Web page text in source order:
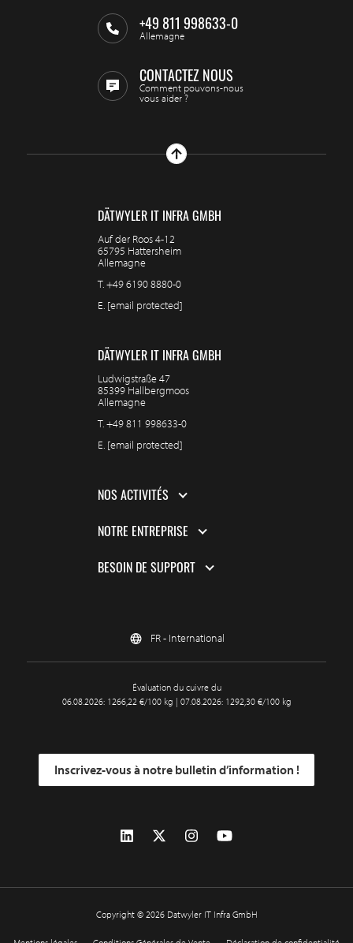
+49 811 998633-0
Allemagne
CONTACTEZ NOUS
Comment pouvons-nous
vous aider ?
DÄTWYLER IT INFRA GMBH
Auf der Roos 4-12
65795 Hattersheim
Allemagne
T.+49 6190 8880-0
E. [email protected]
DÄTWYLER IT INFRA GMBH
Ludwigstraße 47
85399 Hallbergmoos
Allemagne
T.+49 811 998633-0
E. [email protected]
NOS ACTIVITÉS
NOTRE ENTREPRISE
BESOIN DE SUPPORT
FR - International
Évaluation du cuivre du
06.08.2026: 1266,22 €/100 kg | 07.08.2026: 1292,30 €/100 kg
Inscrivez-vous à notre bulletin d’information !
Copyright © 2026 Datwyler IT Infra GmbH